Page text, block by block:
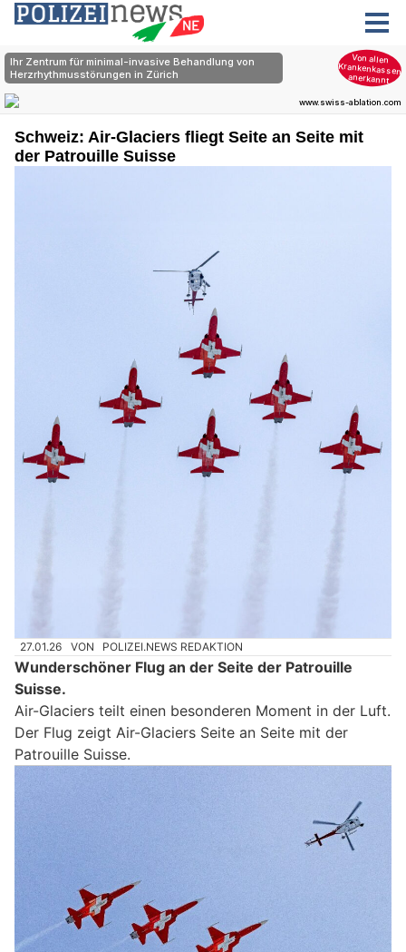
Schweiz: Air-Glaciers fliegt Seite an Seite mit
der Patrouille Suisse
27.01.26 VON POLIZEI.NEWS REDAKTION
Wunderschöner Flug an der Seite der Patrouille
Suisse.
Air-Glaciers teilt einen besonderen Moment in der Luft.
Der Flug zeigt Air-Glaciers Seite an Seite mit der
Patrouille Suisse.